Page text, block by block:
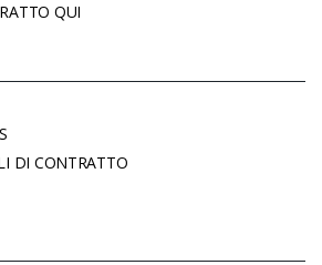
QUI
DI CONTRATTO